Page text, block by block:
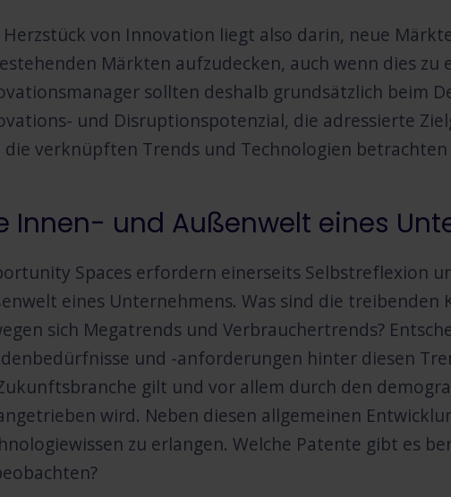
Herzstück von Innovation liegt also darin, neue
Märkten aufzudecken, auch wenn dies
sollten deshalb grundsätzlich beim
und Disruptionspotenzial, die adressierte
die verknüpften Trends und Technologien
Innen- und Außenwelt eines
Spaces erfordern einerseits Selbstreflexion
eines Unternehmens. Was sind die treibenden
sich Megatrends und Verbrauchertrends?
und -anforderungen hinter diesen
gilt und vor allem durch den
wird. Neben diesen allgemeinen
zu erlangen. Welche Patente gibt es